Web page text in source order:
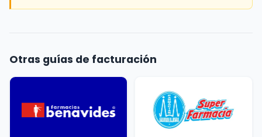
Otras guías de facturación